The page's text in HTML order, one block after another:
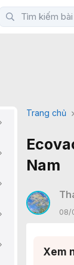
Trang chủ
Nam
08/
Xem